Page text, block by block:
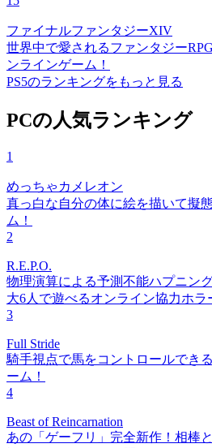
ファイナルファンタジーXIV
世界中で愛されるファンタジー
ンラインゲーム！
PS5のランキングをもっと見る
PCの人気ランキング
1
めっちゃカメレオン
真っ白な自分の体に絵を描いて擬
ム！
2
R.E.P.O.
物理演算による予測不能ハプニン
大6人で遊べるオンライン協力ホラ
3
Full Stride
騎手視点で馬をコントロールでき
ーム！
4
Beast of Reincarnation
あの「ゲーフリ」完全新作！相棒